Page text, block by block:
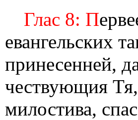
Глас 8: П
евангельских
принесенней,
чествующия
милостива,